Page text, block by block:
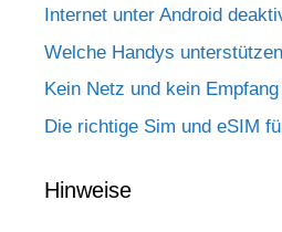
Internet unter Android
Welche Handys
Kein Netz und kein
Die richtige Sim und eSIM
Hinweise